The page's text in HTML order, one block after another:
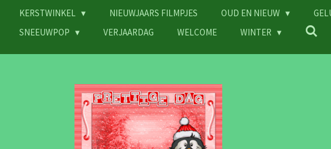
KERSTWINKEL
NIEUWJAARS FILMPJES OUD EN NIEUW
SNEEUWPOP
VERJAARDAG WELCOME WINTER